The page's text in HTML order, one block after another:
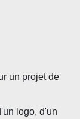
un projet de
logo, d'un